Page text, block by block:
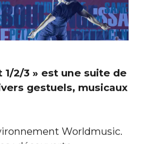
2/3 » est une suite de
gestuels, musicaux
Worldmusic.